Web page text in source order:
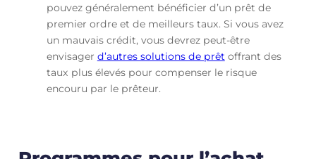
pouvez généralement bénéficier d’un prêt de
premier ordre et de meilleurs taux. Si vous avez
un mauvais crédit, vous devrez peut-être
envisager d’autres solutions de prêtoffrant des
taux plus élevés pour compenser le risque
encouru par le prêteur.